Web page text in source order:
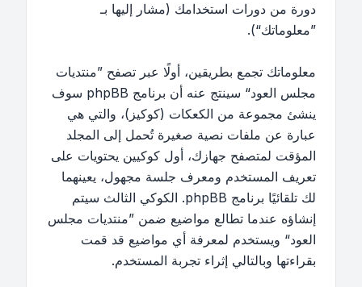
دورة من دورات استخدامك (مشار إليها بـ
”معلوماتك“).
معلوماتك تجمع بطريقين، أولًا عبر تصفح ”منتديات
مجلس العود“ سينتج عنه أن برنامج phpBB سوف
ينشئ مجموعة من الكعكات (كوكيز)، والتي هي
عبارة عن ملفات نصية صغيرة تُحمل إلى المجلد
المؤقت لمتصفح جهازك، أول كوكيين يحتويات على
تعريف المستخدم ومعرف جلسة مجهول، يعينهما
لك تلقائيًا برنامج phpBB. الكوكي الثالث سيتم
إنشاؤه عندما تطالع مواضيع ضمن ”منتديات مجلس
العود“ ويستخدم لمعرفة أي مواضيع قد قمت
بقراءتها وبالتالي إثراء تجربة المستخدم.